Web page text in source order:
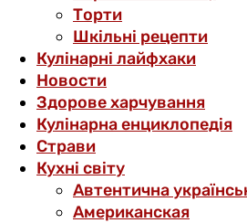
Торти
Шкільні рецепти
Кулінарні лайфхаки
Новости
Здорове харчування
Кулінарна енциклопедія
Страви
Кухні світу
Автентична
Американская